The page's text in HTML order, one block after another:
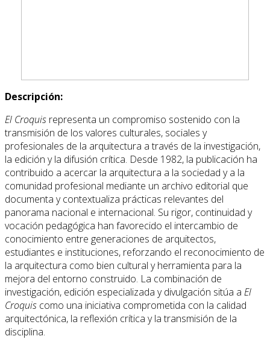
Descripción:
El Croquis representa un compromiso sostenido con la
transmisión de los valores culturales, sociales y
profesionales de la arquitectura a través de la investigación,
la edición y la difusión crítica. Desde 1982, la publicación ha
contribuido a acercar la arquitectura a la sociedad y a la
comunidad profesional mediante un archivo editorial que
documenta y contextualiza prácticas relevantes del
panorama nacional e internacional. Su rigor, continuidad y
vocación pedagógica han favorecido el intercambio de
conocimiento entre generaciones de arquitectos,
estudiantes e instituciones, reforzando el reconocimiento de
la arquitectura como bien cultural y herramienta para la
mejora del entorno construido. La combinación de
investigación, edición especializada y divulgación sitúa a El
Croquis como una iniciativa comprometida con la calidad
arquitectónica, la reflexión crítica y la transmisión de la
disciplina.